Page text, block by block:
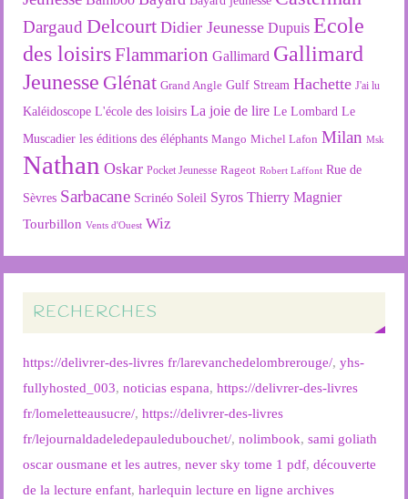
Dargaud Delcourt Didier Jeunesse Dupuis Ecole
des loisirsFlammarion Gallimard Gallimard
Jeunesse Glénat Grand Angle Gulf Stream Hachette J'ai lu
Kaléidoscope L'école des loisirs La joie de lire Le Lombard Le
Muscadier les éditions des éléphants Mango Michel Lafon Milan Msk
Nathan Oskar Pocket Jeunesse Rageot Robert Laffont Rue de
Sèvres Sarbacane Scrinéo Soleil Syros Thierry Magnier
Tourbillon Vents d'Ouest Wiz
RECHERCHES
https://delivrer-des-livres fr/larevanchedelombrerouge/,yhs-
fullyhosted_003,noticias espana,https://delivrer-des-livres
fr/lomeletteausucre/,https://delivrer-des-livres
fr/lejournaldadeledepauledubouchet/,nolimbook,sami goliath
oscar ousmane et les autres,never sky tome 1 pdf,découverte
de la lecture enfant,harlequin lecture en ligne archives